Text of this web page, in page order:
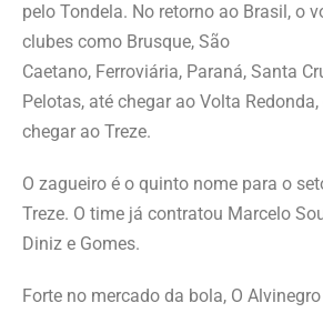
pelo Tondela. No retorno ao Brasil, o
clubes como Brusque, São
Caetano, Ferroviária, Paraná, Santa
Pelotas, até chegar ao Volta
chegar ao Treze.
O zagueiro é o quinto nome para o
Treze. O time já contratou Marcelo
Diniz e Gomes.
Forte no mercado da bola, O